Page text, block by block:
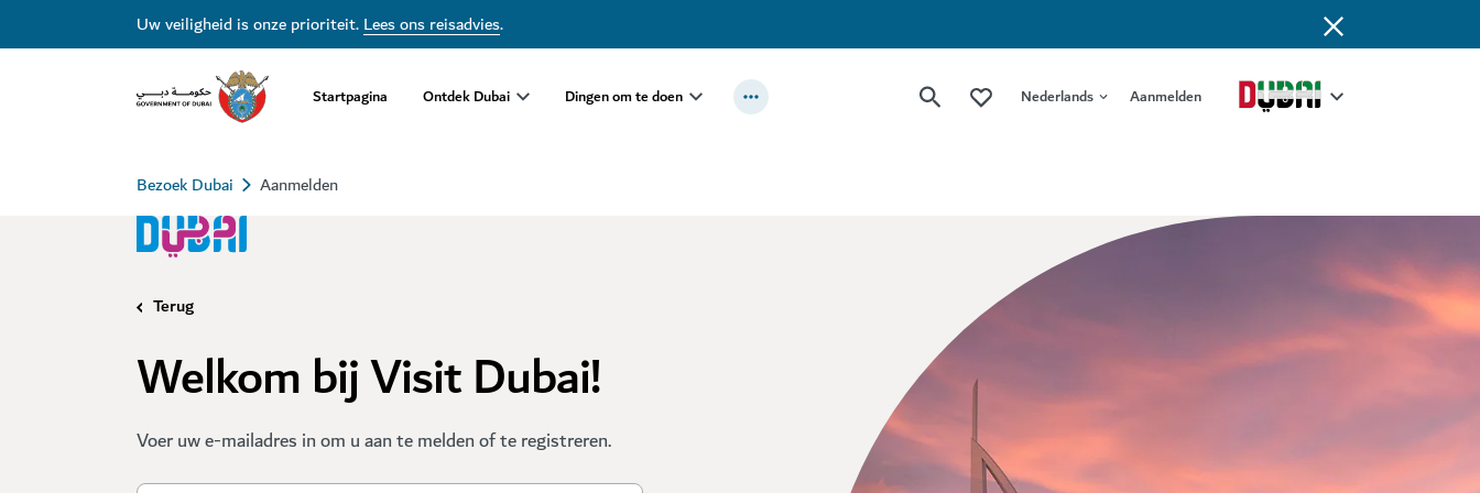
Uw veiligheid is onze prioriteit.Lees ons reisadvies.
Startpagina Ontdek Dubai Dingen om te doen Nederlands Aanmelden
Bezoek Dubai Aanmelden
Terug
Welkom bij Visit Dubai!
Voer uw e-mailadres in om u aan te melden of te registreren.